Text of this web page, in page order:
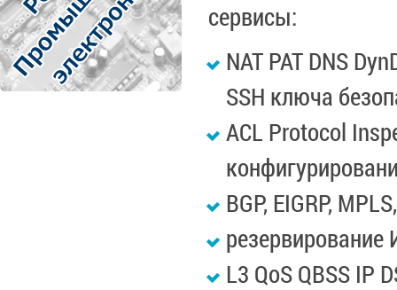
сервисы:
NAT PAT DNS
SSH ключа
ACL Protocol
BGP, EIGRP,
резервирование
L3 QoS QBSS IP